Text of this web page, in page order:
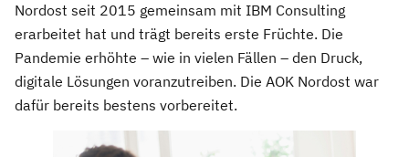
Nordost seit 2015 gemeinsam mit IBM Consulting
erarbeitet hat und trägt bereits erste Früchte. Die
Pandemie erhöhte – wie in vielen Fällen – den Druck,
digitale Lösungen voranzutreiben. Die AOK Nordost war
dafür bereits bestens vorbereitet.